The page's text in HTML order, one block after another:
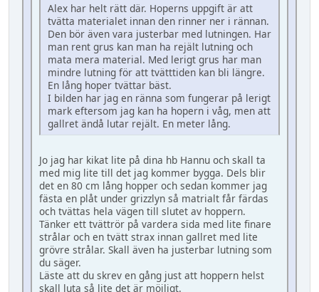
Alex har helt rätt där. Hoperns uppgift är att
tvätta materialet innan den rinner ner i rännan.
Den bör även vara justerbar med lutningen. Har
man rent grus kan man ha rejält lutning och
mata mera material. Med lerigt grus har man
mindre lutning för att tvätttiden kan bli längre.
En lång hoper tvättar bäst.
I bilden har jag en ränna som fungerar på lerigt
mark eftersom jag kan ha hopern i våg, men att
gallret ändå lutar rejält. En meter lång.
Jo jag har kikat lite på dina hb Hannu och skall ta
med mig lite till det jag kommer bygga. Dels blir
det en 80 cm lång hopper och sedan kommer jag
fästa en plåt under grizzlyn så matrialt får färdas
och tvättas hela vägen till slutet av hoppern.
Tänker ett tvättrör på vardera sida med lite finare
strålar och en tvätt strax innan gallret med lite
grövre strålar. Skall även ha justerbar lutning som
du säger.
Läste att du skrev en gång just att hoppern helst
skall luta så lite det är möjligt.